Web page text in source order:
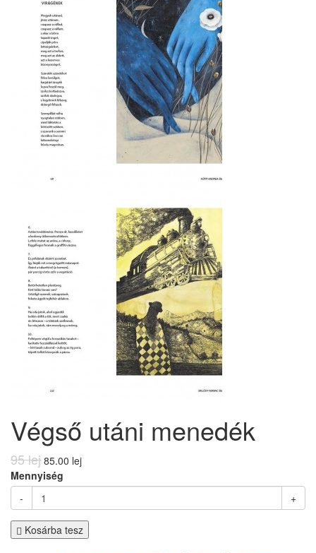
Végső utáni menedék
95 lej 85.00 lej
Mennyiség
-
+
Kosárba tesz